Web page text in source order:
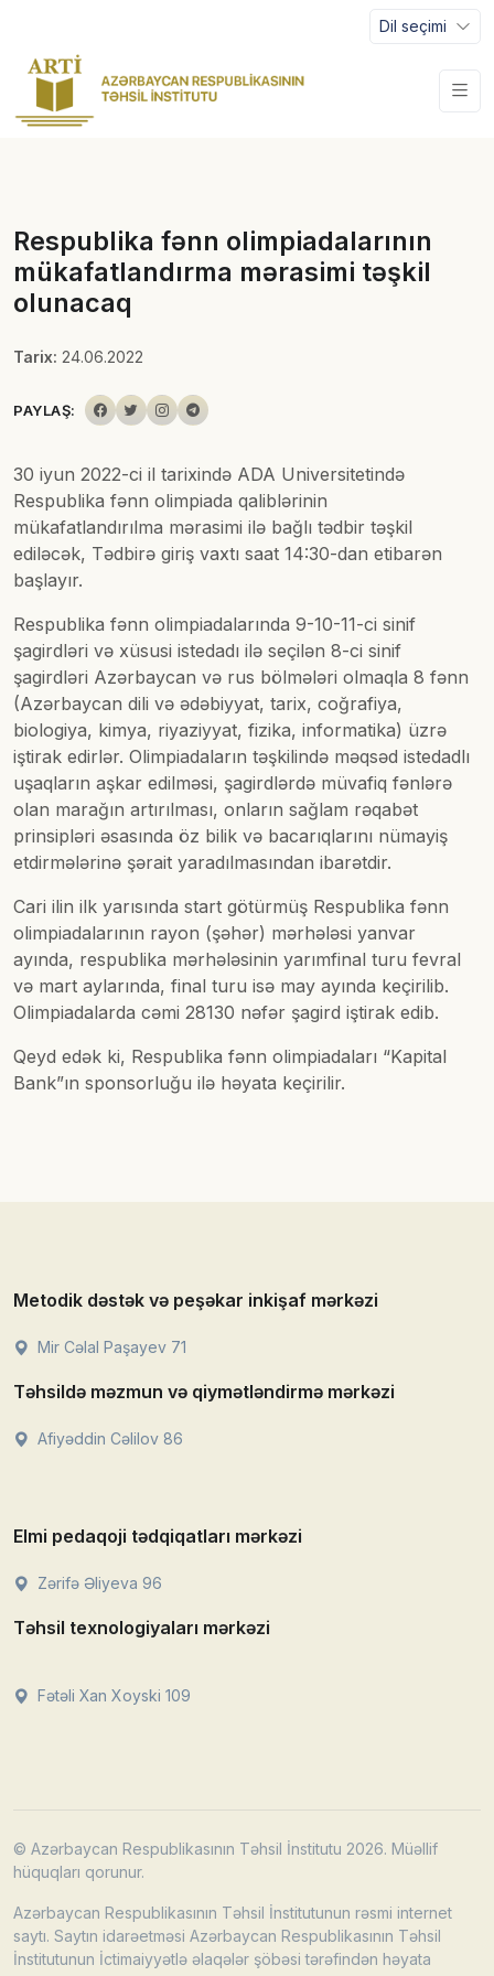
Dil seçimi
Respublika fənn olimpiadalarının
mükafatlandırma mərasimi təşkil
olunacaq
Tarix: 24.06.2022
PAYLAŞ:
30 iyun 2022-ci il tarixində ADA Universitetində
Respublika fənn olimpiada qaliblərinin
mükafatlandırılma mərasimi ilə bağlı tədbir təşkil
ediləcək, Tədbirə giriş vaxtı saat 14:30-dan etibarən
başlayır.
Respublika fənn olimpiadalarında 9-10-11-ci sinif
şagirdləri və xüsusi istedadı ilə seçilən 8-ci sinif
şagirdləri Azərbaycan və rus bölmələri olmaqla 8 fənn
(Azərbaycan dili və ədəbiyyat, tarix, coğrafiya,
biologiya, kimya, riyaziyyat, fizika, informatika) üzrə
iştirak edirlər. Olimpiadaların təşkilində məqsəd istedadlı
uşaqların aşkar edilməsi, şagirdlərdə müvafiq fənlərə
olan marağın artırılması, onların sağlam rəqabət
prinsipləri əsasında öz bilik və bacarıqlarını nümayiş
etdirmələrinə şərait yaradılmasından ibarətdir.
Cari ilin ilk yarısında start götürmüş Respublika fənn
olimpiadalarının rayon (şəhər) mərhələsi yanvar
ayında, respublika mərhələsinin yarımfinal turu fevral
və mart aylarında, final turu isə may ayında keçirilib.
Olimpiadalarda cəmi 28130 nəfər şagird iştirak edib.
Qeyd edək ki, Respublika fənn olimpiadaları “Kapital
Bank”ın sponsorluğu ilə həyata keçirilir.
Metodik dəstək və peşəkar inkişaf mərkəzi
Mir Cəlal Paşayev 71
Təhsildə məzmun və qiymətləndirmə mərkəzi
Afiyəddin Cəlilov 86
Elmi pedaqoji tədqiqatları mərkəzi
Zərifə Əliyeva 96
Təhsil texnologiyaları mərkəzi
Fətəli Xan Xoyski 109
© Azərbaycan Respublikasının Təhsil İnstitutu 2026. Müəllif
hüquqları qorunur.
Azərbaycan Respublikasının Təhsil İnstitutunun rəsmi internet
saytı. Saytın idarəetməsi Azərbaycan Respublikasının Təhsil
İnstitutunun İctimaiyyətlə əlaqələr şöbəsi tərəfindən həyata